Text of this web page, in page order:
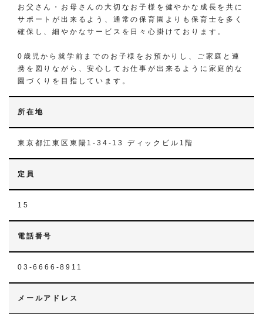
お父さん・お母さんの大切なお子様を健やかな成長を共に
サポートが出来るよう、通常の保育園よりも保育士を多く
確保し、細やかなサービスを日々心掛けております。
0歳児から就学前までのお子様をお預かりし、ご家庭と連
携を図りながら、安心してお仕事が出来るように家庭的な
園づくりを目指しています。
所在地
東京都江東区東陽1-34-13 ディックビル1階
定員
15
電話番号
03-6666-8911
メールアドレス